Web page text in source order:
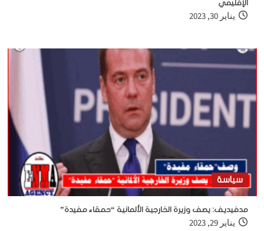
الإقليمي
يناير 30, 2023
سياسة
مدفيديف: يصف وزيرة الخارجية الألمانية “حمقاء مفيدة”
يناير 29, 2023